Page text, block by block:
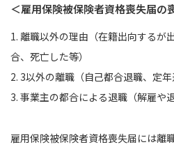
＜雇用保険被保険者資格喪失届の
1. 離職以外の理由（在籍出向するが
合、死亡した等）
2. 3以外の離職（自己都合退職、定年
3. 事業主の都合による退職（解雇や
雇用保険被保険者資格喪失届には離